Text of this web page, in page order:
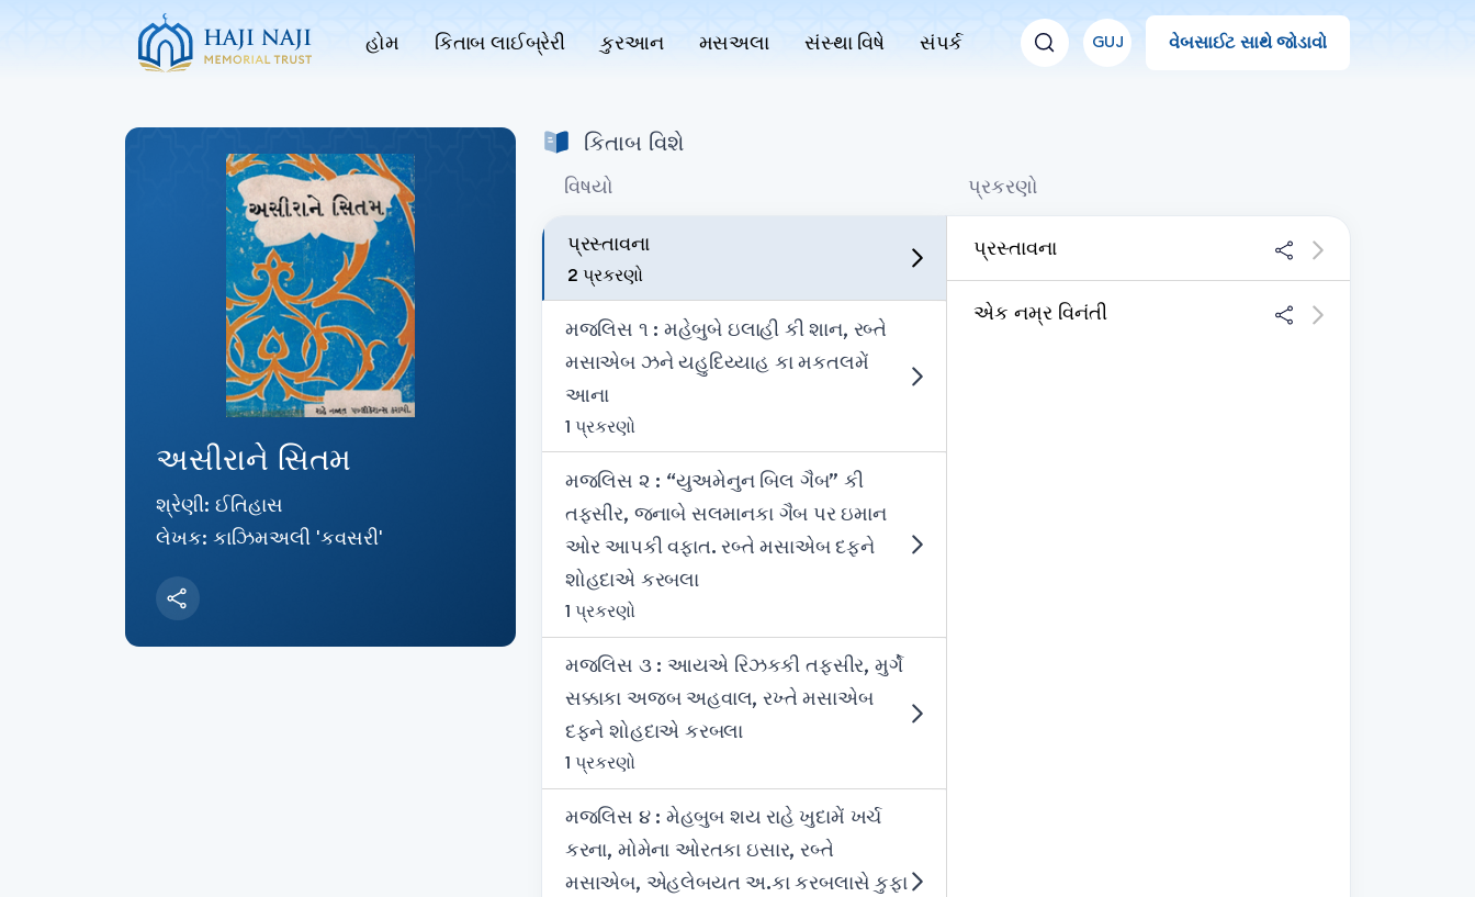
હોમ કિતાબ લાઈબ્રેરી કુરઆન મસઅલા સંસ્થા વિષે સંપર્ક GUJ વેબસાઈટ સાથે જોડાવો
અસીરાને સિતમ
શ્રેણી: ઈતિહાસ
લેખક: કાઝિમઅલી 'કવસરી'
કિતાબ વિશે
વિષયો
પ્રસ્તાવના
2 પ્રકરણો
મજલિસ ૧ : મહેબુબે ઇલાહી કી શાન, રબ્તે
મસાએબ ઝને યહુદિય્યાહ કા મકતલમેં
આના
1 પ્રકરણો
મજલિસ ૨ : “યુઅમેનુન બિલ ગૈબ” કી
તફસીર, જનાબે સલમાનકા ગૈબ પર ઇમાન
ઓર આપકી વફાત. રબ્તે મસાએબ દફને
શોહદાએ કરબલા
1 પ્રકરણો
મજલિસ ૩ : આયએ રિઝકકી તફસીર, મુર્ગે
સક્કાકા અજબ અહવાલ, રખ્તે મસાએબ
દફને શોહદાએ કરબલા
1 પ્રકરણો
મજલિસ ૪ : મેહબુબ શય રાહે ખુદામેં ખર્ચ
કરના, મોમેના ઓરતકા ઇસાર, રબ્તે
મસાએબ, એહલેબયત અ.કા કરબલાસે કુફા
પ્રકરણો
પ્રસ્તાવના
એક નમ્ર વિનંતી